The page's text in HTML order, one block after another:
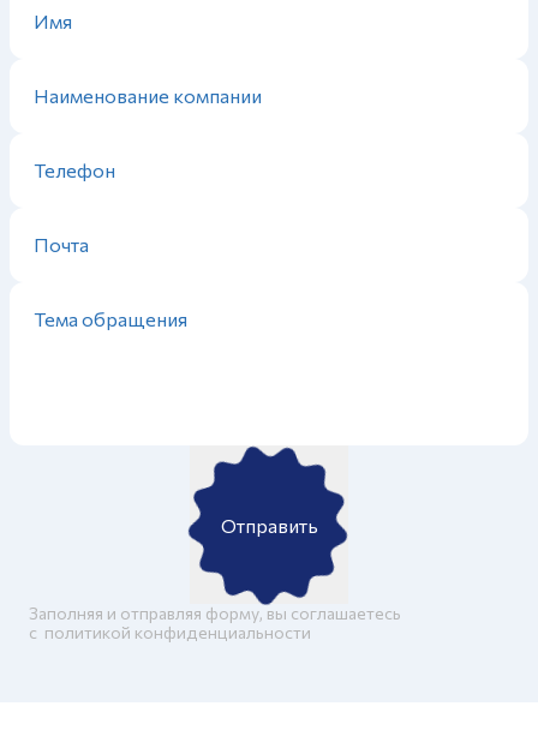
Отправить
Заполняя и отправляя форму, вы соглашаетесь
c политикой конфиденциальности